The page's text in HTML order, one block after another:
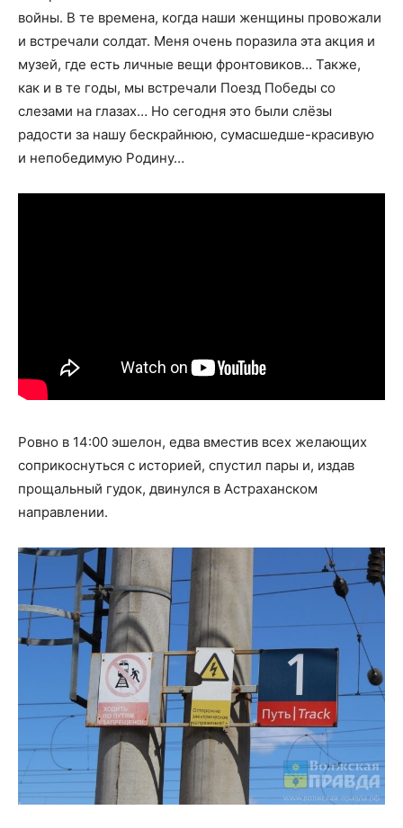
войны. В те времена, когда наши женщины провожали
и встречали солдат. Меня очень поразила эта акция и
музей, где есть личные вещи фронтовиков… Также,
как и в те годы, мы встречали Поезд Победы со
слезами на глазах… Но сегодня это были слёзы
радости за нашу бескрайнюю, сумасшедше-красивую
и непобедимую Родину…
Ровно в 14:00 эшелон, едва вместив всех желающих
соприкоснуться с историей, спустил пары и, издав
прощальный гудок, двинулся в Астраханском
направлении.